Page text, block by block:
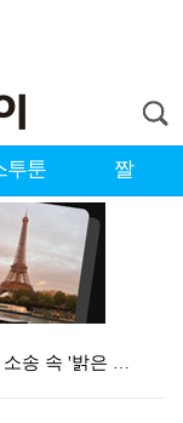
투툰 짤
홍서범·조갑경, 아들 불륜 의혹 소송 속 '밝은 근황'…